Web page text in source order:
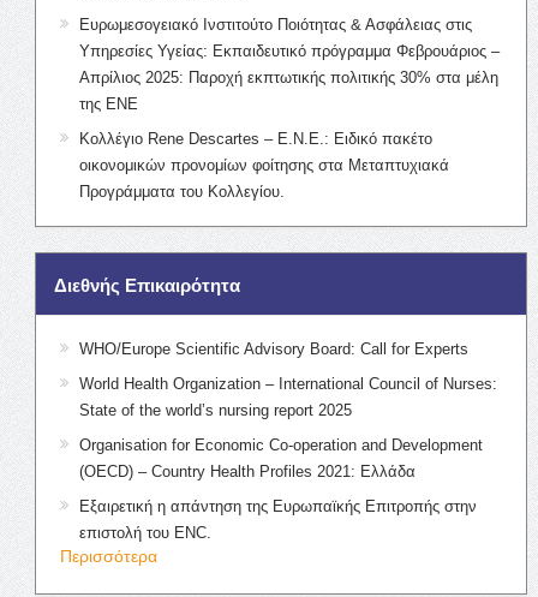
Ευρωμεσογειακό Ινστιτούτο Ποιότητας & Ασφάλειας στις
Υπηρεσίες Υγείας: Εκπαιδευτικό πρόγραμμα Φεβρουάριος –
Απρίλιος 2025: Παροχή εκπτωτικής πολιτικής 30% στα μέλη
της ΕΝΕ
Κολλέγιο Rene Descartes – Ε.Ν.Ε.: Ειδικό πακέτο
οικονομικών προνομίων φοίτησης στα Μεταπτυχιακά
Προγράμματα του Κολλεγίου.
Διεθνής Επικαιρότητα
WHO/Europe Scientific Advisory Board: Call for Experts
World Health Organization – International Council of Nurses:
State of the world’s nursing report 2025
Organisation for Economic Co-operation and Development
(OECD) – Country Health Profiles 2021: Ελλάδα
Εξαιρετική η απάντηση της Ευρωπαϊκής Επιτροπής στην
επιστολή του ENC.
Περισσότερα